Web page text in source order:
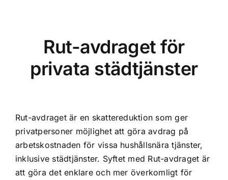
Rut-avdraget för
privata städtjänster
Rut-avdraget är en skattereduktion som ger
privatpersoner möjlighet att göra avdrag på
arbetskostnaden för vissa hushållsnära tjänster,
inklusive städtjänster. Syftet med Rut-avdraget är
att göra det enklare och mer överkomligt för